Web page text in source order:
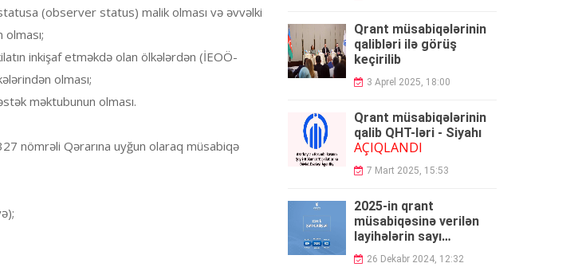
(observer status) malik olması və əvvəlki
inkişaf etməkdə olan ölkələrdən (İEOÖ-
olması;
məktubunun olması.
nömrəli Qərarına uyğun olaraq müsabiqə
Qrant müsabiqələrinin
qalibləri ilə görüş
keçirilib
3 Aprel 2025, 18:00
Qrant müsabiqələrinin
qalib QHT-ləri - Siyahı
AÇIQLANDI
7 Mart 2025, 15:53
2025-in qrant
müsabiqəsinə verilən
layihələrin sayı
açıqlandı
26 Dekabr 2024, 12:32